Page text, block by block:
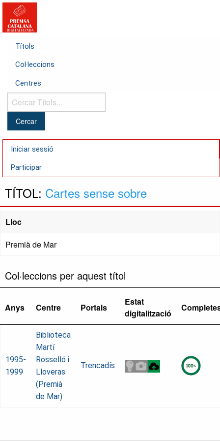
Títols
Col·leccions
Centres
Cercar
Títols...
Iniciar sessió
Participar
TÍTOL: Cartes sense sobre
Lloc
Premià de Mar
Col·leccions per aquest títol
Anys Centre Portals
Estat
digitalització
1995-
1999
Biblioteca
Martí
Rosselló i
Lloveras
(Premià
de Mar)
Trencadís